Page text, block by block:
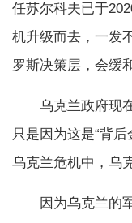
任苏尔科夫已于
机升级而去，一发
罗斯决策层，会缓
乌克兰政府现在
只是因为这是“背
乌克兰危机中，乌
因为乌克兰的军